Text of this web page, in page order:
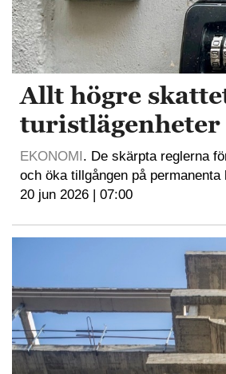
Allt högre
turistlägenheter
EKONOMI. De skärpta reglerna
och öka tillgången på permanenta
20 jun 2026 | 07:00